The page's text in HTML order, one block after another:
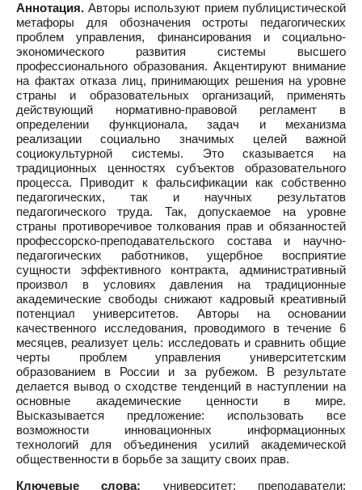
Аннотация. Авторы используют прием публицистической
метафоры для обозначения остроты педагогических
проблем управления, финансирования и социально-
экономического развития системы высшего
профессионального образования. Акцентируют внимание
на фактах отказа лиц, принимающих решения на уровне
страны и образовательных организаций, применять
действующий нормативно-правовой регламент в
определении функционала, задач и механизма
реализации социально значимых целей важной
социокультурной системы. Это сказывается на
традиционных ценностях субъектов образовательного
процесса. Приводит к фальсификации как собственно
педагогических, так и научных результатов
педагогического труда. Так, допускаемое на уровне
страны противоречивое толкования прав и обязанностей
профессорско-преподавательского состава и научно-
педагогических работников, ущербное восприятие
сущности эффективного контракта, административный
произвол в условиях давления на традиционные
академические свободы снижают кадровый креативный
потенциал университетов. Авторы на основании
качественного исследования, проводимого в течение 6
месяцев, реализует цель: исследовать и сравнить общие
черты проблем управления университетским
образованием в России и за рубежом. В результате
делается вывод о сходстве тенденций в наступлении на
основные академические ценности в мире.
Высказывается предложение: использовать все
возможности инновационных информационных
технологий для объединения усилий академической
общественности в борьбе за защиту своих прав.
Ключевые слова: университет; преподаватели;